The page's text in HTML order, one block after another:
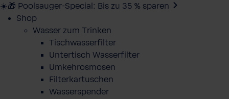
☀️🎁 Poolsauger-Special: Bis zu 35 % sparen
Shop
Wasser zum Trinken
Tischwasserfilter
Untertisch Wasserfilter
Umkehrosmosen
Filterkartuschen
Wasserspender